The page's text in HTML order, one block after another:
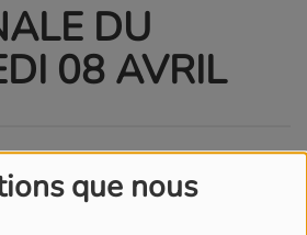
que nous
DU
08 AVRIL